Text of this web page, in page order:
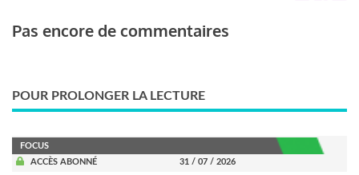
Pas encore de commentaires
POUR PROLONGER LA LECTURE
FOCUS
ACCÈS ABONNÉ
31 / 07 / 2026